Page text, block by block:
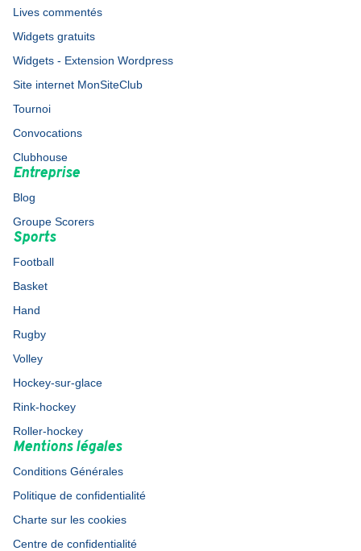
Lives commentés
Widgets gratuits
Widgets - Extension Wordpress
Site internet MonSiteClub
Tournoi
Convocations
Clubhouse
Entreprise
Blog
Groupe Scorers
Sports
Football
Basket
Hand
Rugby
Volley
Hockey-sur-glace
Rink-hockey
Roller-hockey
Mentions légales
Conditions Générales
Politique de confidentialité
Charte sur les cookies
Centre de confidentialité